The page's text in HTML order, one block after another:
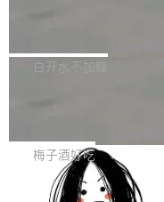
获配9...
题，该问题可能导致在旧
P）！这一里程碑不仅标志
长期停止内容更新，未能
提交的编辑请求也长期处
pedia 于去年底上线，定
容的百科平台，被马斯克
白开水不加糖
是这样的：配
声明 LocaleResolver、注
梅子酒好吃
Apache Doris 4.1 全面